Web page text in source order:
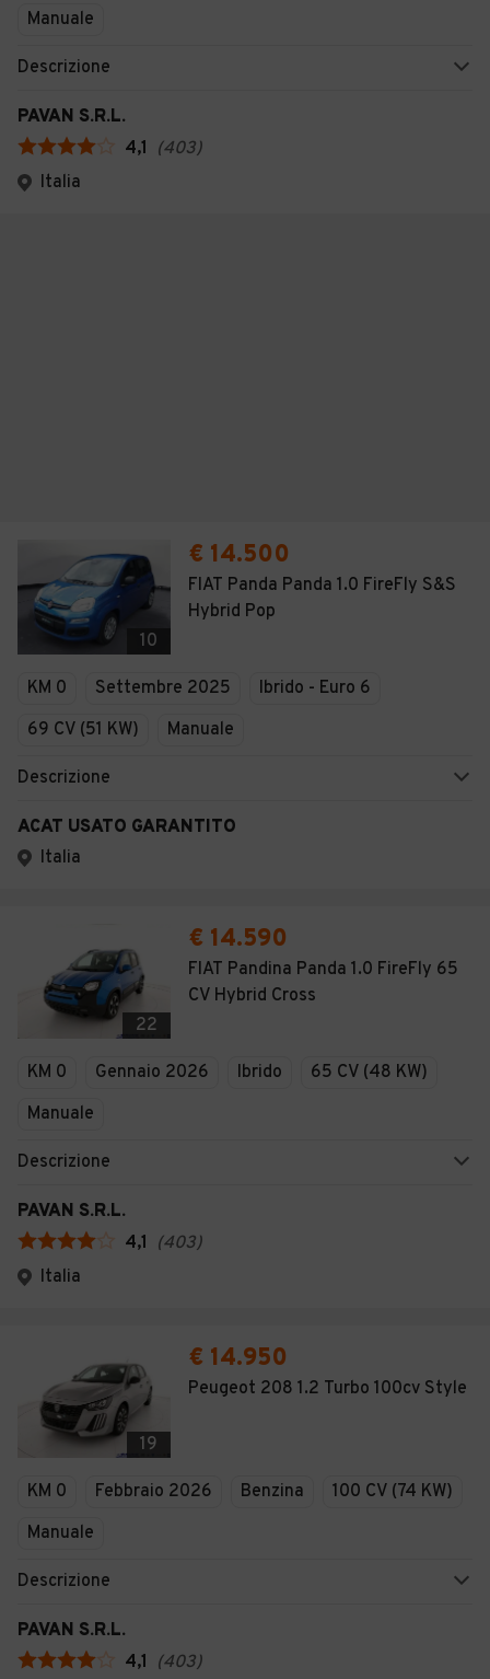
Manuale
Descrizione
PAVAN S.R.L.
4,1 (403)
Italia
10
€ 14.500
FIAT Panda Panda 1.0 FireFly S&S
Hybrid Pop
KM 0 Settembre 2025
Ibrido - Euro 6
69 CV (51 KW)
Manuale
Descrizione
ACAT USATO GARANTITO
Italia
22
€ 14.590
FIAT Pandina Panda 1.0 FireFly 65
CV Hybrid Cross
KM 0 Gennaio 2026 Ibrido
65 CV (48 KW)
Manuale
Descrizione
PAVAN S.R.L.
4,1 (403)
Italia
19
€ 14.950
Peugeot 208 1.2 Turbo 100cv Style
KM 0 Febbraio 2026 Benzina
100 CV (74 KW)
Manuale
Descrizione
PAVAN S.R.L.
4,1 (403)